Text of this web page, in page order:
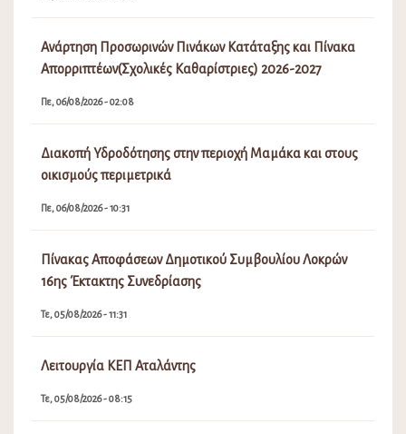
Ανάρτηση Προσωρινών Πινάκων Κατάταξης και Πίνακα
Απορριπτέων(Σχολικές Καθαρίστριες) 2026-2027
Πε, 06/08/2026 - 02:08
Διακοπή Υδροδότησης στην περιοχή Μαμάκα και στους
οικισμούς περιμετρικά
Πε, 06/08/2026 - 10:31
Πίνακας Αποφάσεων Δημοτικού Συμβουλίου Λοκρών
16ης Έκτακτης Συνεδρίασης
Τε, 05/08/2026 - 11:31
Λειτουργία ΚΕΠ Αταλάντης
Τε, 05/08/2026 - 08:15